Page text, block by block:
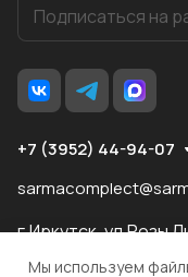
+7 (3952) 44-94-07
г.Иркутск, ул.Розы
Мы используем